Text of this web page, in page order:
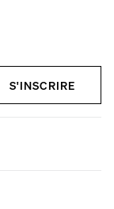
S'INSCRIRE